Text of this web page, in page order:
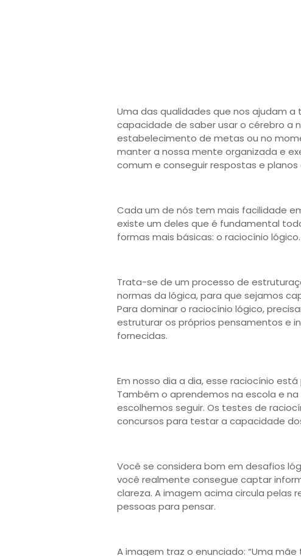
Uma das qualidades que nos ajudam
capacidade de saber usar o cérebro a
estabelecimento de metas ou no
manter a nossa mente organizada e
comum e conseguir respostas e
Cada um de nós tem mais facilidade
existe um deles que é fundamental
formas mais básicas: o raciocínio lógico.
Trata-se de um processo de
normas da lógica, para que sejamos
Para dominar o raciocínio lógico,
estruturar os próprios pensamentos e
fornecidas.
Em nosso dia a dia, esse raciocínio
Também o aprendemos na escola e
escolhemos seguir. Os testes de
concursos para testar a capacidade
Você se considera bom em desafios
você realmente consegue captar
clareza. A imagem acima circula pelas
pessoas para pensar.
A imagem traz o enunciado: “Uma